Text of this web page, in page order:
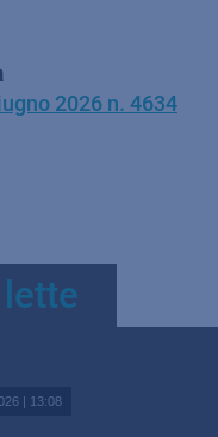
2026 n. 4634
| 13:08